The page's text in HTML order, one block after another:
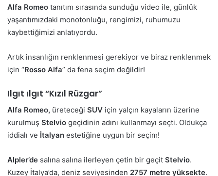
Alfa Romeo tanıtım sırasında sunduğu video ile, günlük
yaşantımızdaki monotonluğu, rengimizi, ruhumuzu
kaybettiğimizi anlatıyordu.
Artık insanlığın renklenmesi gerekiyor ve biraz renklenmek
için “Rosso Alfa” da fena seçim değildir!
Ilgıt ılgıt “Kızıl Rüzgar”
Alfa Romeo, üreteceği SUV için yalçın kayaların üzerine
kurulmuş Stelvio geçidinin adını kullanmayı seçti. Oldukça
iddialı ve İtalyan estetiğine uygun bir seçim!
Alpler’de salına salına ilerleyen çetin bir geçit Stelvio.
Kuzey İtalya’da, deniz seviyesinden 2757 metre yüksekte.